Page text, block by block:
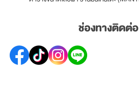
ช่องทางติดต่อ